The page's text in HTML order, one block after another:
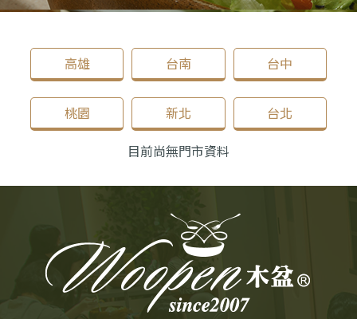
高雄 台南 台中
桃園 新北 台北
目前尚無門市資料